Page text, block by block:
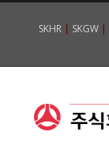
SKHR| SKGW|